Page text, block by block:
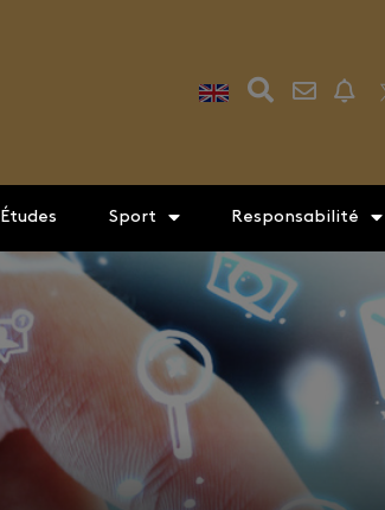
Études Sport Responsabilité